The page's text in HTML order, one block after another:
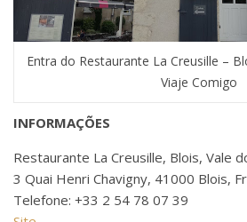
Entra do Restaurante La Creusille –
Viaje Comigo
INFORMAÇÕES
Restaurante La Creusille, Blois, Vale
3 Quai Henri Chavigny, 41000 Blois,
Telefone: +33 2 54 78 07 39